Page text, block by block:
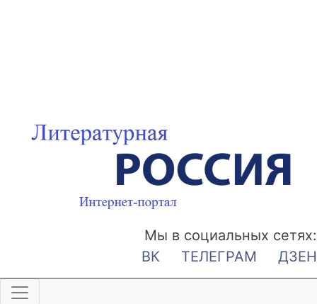
Мы в социальных сетях:
ВК
ТЕЛЕГРАМ ДЗЕН